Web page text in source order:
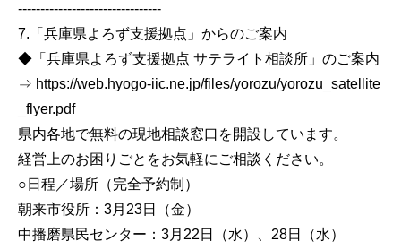
--------------------------------
7.「兵庫県よろず支援拠点」からのご案内
◆「兵庫県よろず支援拠点 サテライト相談所」のご案内
⇒ https://web.hyogo-iic.ne.jp/files/yorozu/yorozu_satellite
_flyer.pdf
県内各地で無料の現地相談窓口を開設しています。
経営上のお困りごとをお気軽にご相談ください。
○日程／場所（完全予約制）
朝来市役所：3月23日（金）
中播磨県民センター：3月22日（水）、28日（水）